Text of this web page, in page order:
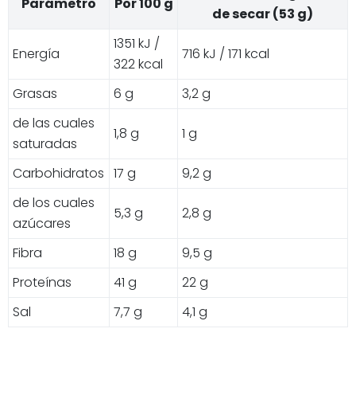
de secar (53 g)
Energía
1351 kJ /
322 kcal
716 kJ / 171 kcal
Grasas 6 g
3,2 g
de las cuales
saturadas
1,8 g 1 g
Carbohidratos 17 g
9,2 g
de los cuales
azúcares
5,3 g 2,8 g
Fibra 18 g
9,5 g
Proteínas
41 g
22 g
Sal
7,7 g 4,1 g